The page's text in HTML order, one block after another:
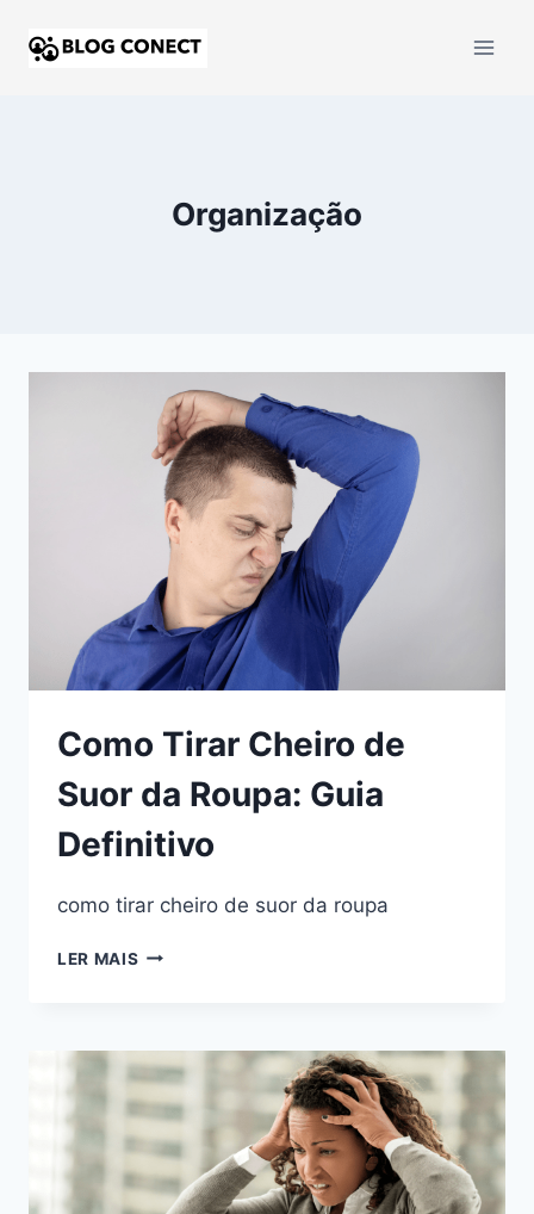
Organização
Como Tirar Cheiro de
Suor da Roupa: Guia
Definitivo
como tirar cheiro de suor da roupa
LER MAIS